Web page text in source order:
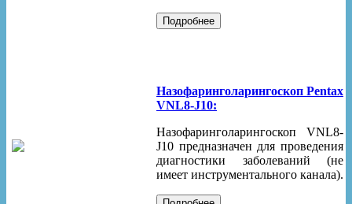
Назофаринголарингоскоп Pentax
VNL8-J10:
Назофаринголарингоскоп VNL8-
J10 предназначен для проведения
диагностики заболеваний (не
имеет инструментального канала).